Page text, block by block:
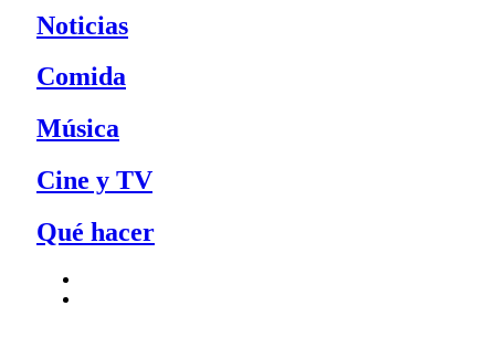
Noticias
Comida
Música
Cine y TV
Qué hacer